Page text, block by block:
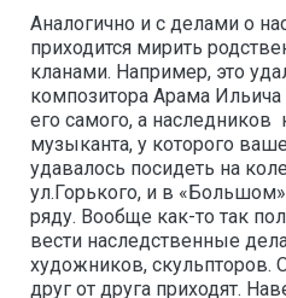
Аналогично и с делами о
приходится мирить
кланами. Например, это
композитора Арама Ильича
его самого, а наследников
музыканта, у которого
удавалось посидеть на
ул.Горького, и в
ряду. Вообще как-то так
вести наследственные
художников, скульпторов.
друг от друга приходят.